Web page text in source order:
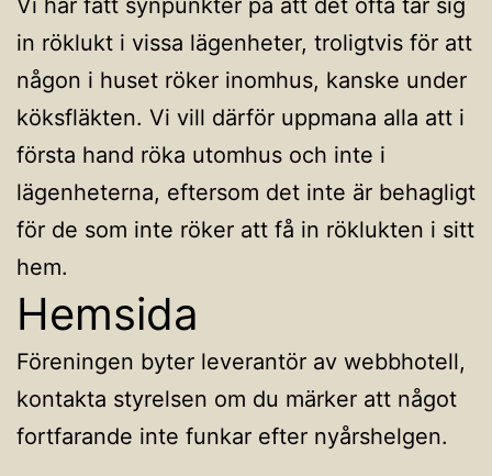
Vi har fått synpunkter på att det ofta tar sig
in röklukt i vissa lägenheter, troligtvis för att
någon i huset röker inomhus, kanske under
köksfläkten. Vi vill därför uppmana alla att i
första hand röka utomhus och inte i
lägenheterna, eftersom det inte är behagligt
för de som inte röker att få in röklukten i sitt
hem.
Hemsida
Föreningen byter leverantör av webbhotell,
kontakta styrelsen om du märker att något
fortfarande inte funkar efter nyårshelgen.